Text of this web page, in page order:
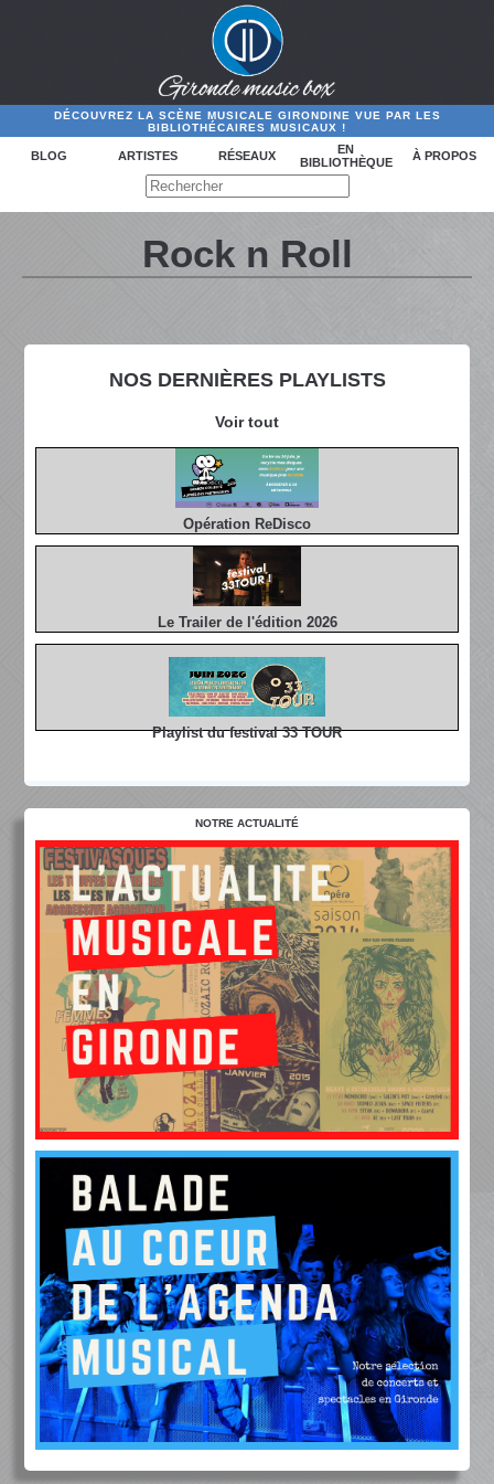
DÉCOUVREZ LA SCÈNE MUSICALE GIRONDINE VUE PAR LES
BIBLIOTHÉCAIRES MUSICAUX !
BLOG ARTISTES RÉSEAUX
EN
BIBLIOTHÈQUE
À PROPOS
NOS DERNIÈRES PLAYLISTS
Voir tout
Opération ReDisco
Le Trailer de l'édition 2026
Playlist du festival 33 TOUR
Rock n Roll
NOTRE ACTUALITÉ